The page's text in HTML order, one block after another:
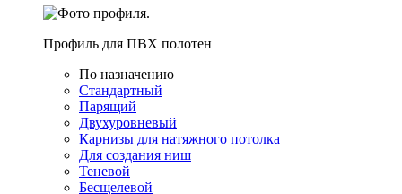
Профиль для ПВХ полотен
По назначению
Стандартный
Парящий
Двухуровневый
Карнизы для натяжного потолка
Для создания ниш
Теневой
Бесщелевой